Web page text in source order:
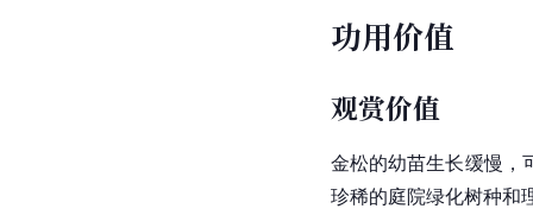
功用价值
观赏价值
金松的幼苗生长缓慢，
珍稀的庭院绿化树种和